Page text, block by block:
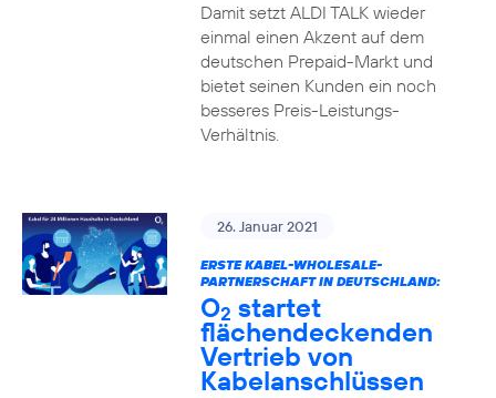
Damit setzt ALDI TALK wieder
einmal einen Akzent auf dem
deutschen Prepaid-Markt und
bietet seinen Kunden ein noch
besseres Preis-Leistungs-
Verhältnis.
26. Januar 2021
ERSTE KABEL-WHOLESALE-
PARTNERSCHAFT IN DEUTSCHLAND:
O2 startet
flächendeckenden
Vertrieb von
Kabelanschlüssen